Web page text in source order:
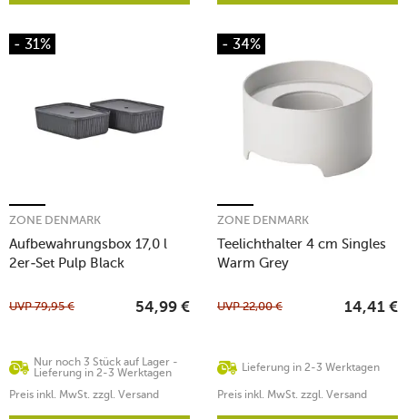
- 31%
Aufbewahrungsbox 17,0 l
2er-Set Pulp Black
ZONE DENMARK
Nur noch 3 Stück auf Lager -
Lieferung in 2-3 Werktagen
UVP79,95 € 54,99 €
Preis inkl. MwSt. zzgl. Versand
- 34%
Teelichthalter 4 cm Singles
Warm Grey
ZONE DENMARK
Lieferung in 2-3 Werktagen
UVP22,00 € 14,41 €
Preis inkl. MwSt. zzgl. Versand